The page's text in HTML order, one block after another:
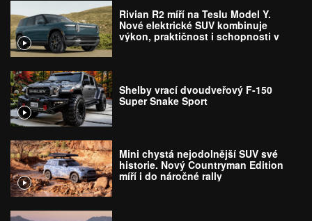
Rivian R2 míří na Teslu Model Y.
Nové elektrické SUV kombinuje
výkon, praktičnost i schopnosti v
Shelby vrací dvoudveřový F-150
Super Snake Sport
Mini chystá nejodolnější SUV své
historie. Nový Countryman Edition
míří i do náročné rally